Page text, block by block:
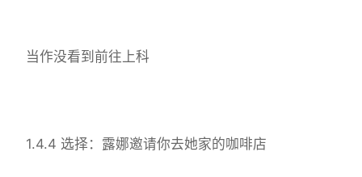
当作没看到前往上科
1.4.4 选择：露娜邀请你去她家的咖啡店